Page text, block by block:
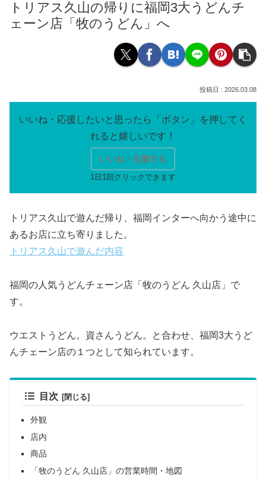
トリアス久山の帰りに福岡3大うどんチ
ェーン店「牧のうどん」へ
2026.03.08
いいね・応援する
トリアス久山で遊んだ帰り、福岡インターへ向かう途中に
あるお店に立ち寄りました。
トリアス久山で遊んだ内容
福岡の人気うどんチェーン店「牧のうどん 久山店」で
す。
ウエストうどん。資さんうどん。と合わせ、福岡3大うど
んチェーン店の１つとして知られています。
目次
外観
店内
商品
「牧のうどん 久山店」の営業時間・地図